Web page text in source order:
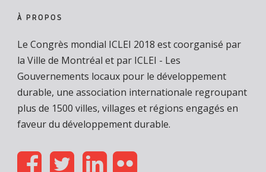
À PROPOS
Le Congrès mondial ICLEI 2018 est coorganisé par
la Ville de Montréal et par ICLEI - Les
Gouvernements locaux pour le développement
durable, une association internationale regroupant
plus de 1500 villes, villages et régions engagés en
faveur du développement durable.